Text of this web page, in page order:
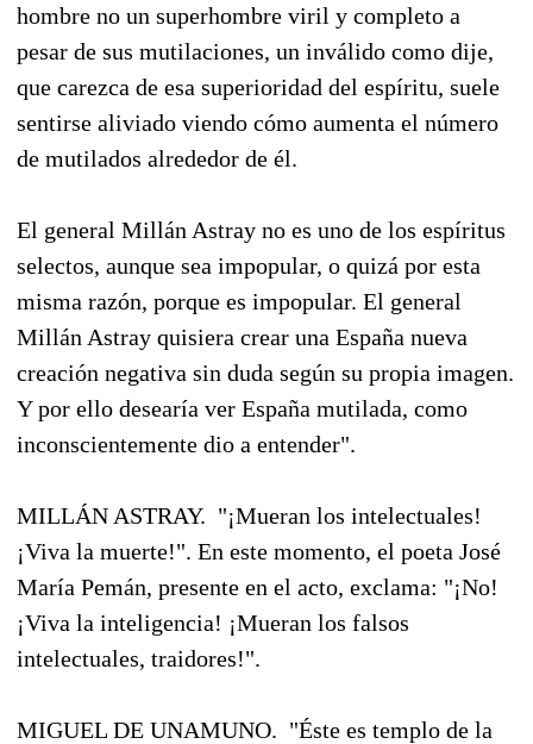
hombre no un superhombre viril y completo a
pesar de sus mutilaciones, un inválido como dije,
que carezca de esa superioridad del espíritu, suele
sentirse aliviado viendo cómo aumenta el número
de mutilados alrededor de él.
El general Millán Astray no es uno de los espíritus
selectos, aunque sea impopular, o quizá por esta
misma razón, porque es impopular. El general
Millán Astray quisiera crear una España nueva
creación negativa sin duda según su propia imagen.
Y por ello desearía ver España mutilada, como
inconscientemente dio a entender".
MILLÁN ASTRAY.  "¡Mueran los intelectuales!
¡Viva la muerte!". En este momento, el poeta José
María Pemán, presente en el acto, exclama: "¡No!
¡Viva la inteligencia! ¡Mueran los falsos
intelectuales, traidores!".
MIGUEL DE UNAMUNO.  "Éste es templo de la